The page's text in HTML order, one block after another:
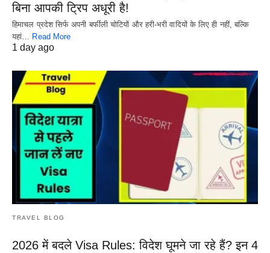
बिना आपकी ट्रिप अधूरी है!
हिमाचल प्रदेश सिर्फ अपनी बर्फीली चोटियों और हरी-भरी वादियों के लिए ही नहीं, बल्कि
यहां…
Read More
1 day ago
TRAVEL BLOG
2026 में बदले Visa Rules: विदेश घूमने जा रहे हैं? इन 4